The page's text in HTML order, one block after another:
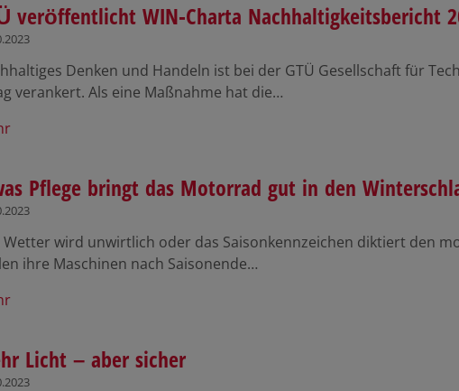
veröffentlicht WIN-Charta Nachhaltigkeitsbericht
Denken und Handeln ist bei der GTÜ Gesellschaft für
verankert. Als eine Maßnahme hat die…
Pflege bringt das Motorrad gut in den
Wetter wird unwirtlich oder das Saisonkennzeichen diktiert den
ihre Maschinen nach Saisonende…
Licht – aber sicher